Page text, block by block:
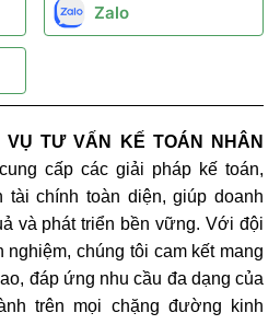
Zalo
VỤ TƯ VẤN KẾ TOÁN NHÂN
cấp các giải pháp kế toán,
chính toàn diện, giúp doanh
và phát triển bền vững. Với đội
chúng tôi cam kết mang
đáp ứng nhu cầu đa dạng của
trên mọi chặng đường kinh